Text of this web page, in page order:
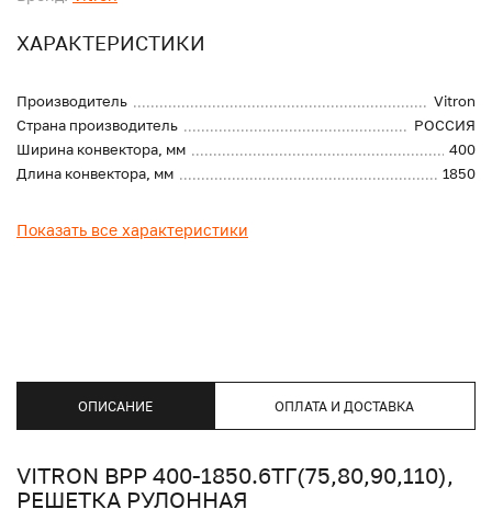
ХАРАКТЕРИСТИКИ
Производитель
Vitron
Страна производитель
РОССИЯ
Ширина конвектора, мм
400
Длина конвектора, мм
1850
Показать все характеристики
ОПИСАНИЕ ОПЛАТА И ДОСТАВКА
VITRON ВРР 400-1850.6ТГ(75,80,90,110),
РЕШЕТКА РУЛОННАЯ